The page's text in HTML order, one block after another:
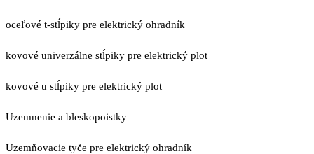
oceľové t-stĺpiky pre elektrický ohradník
kovové univerzálne stĺpiky pre elektrický plot
kovové u stĺpiky pre elektrický plot
Uzemnenie a bleskopoistky
Uzemňovacie tyče pre elektrický ohradník